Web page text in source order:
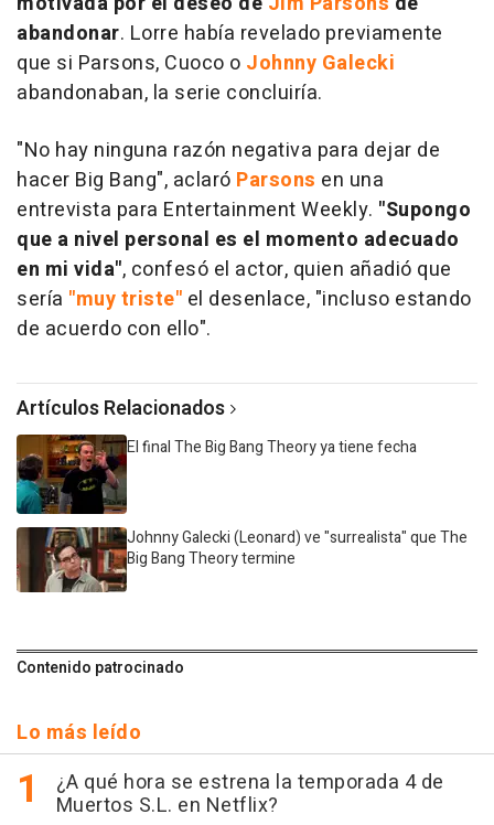
abandonar. Lorre había revelado previamente
que si Parsons, Cuoco o Johnny Galecki
abandonaban, la serie concluiría.
"No hay ninguna razón negativa para dejar de
hacer Big Bang", aclaró Parsons en una
entrevista para Entertainment Weekly. "Supongo
que a nivel personal es el momento adecuado
en mi vida", confesó el actor, quien añadió que
sería "muy triste" el desenlace, "incluso estando
de acuerdo con ello".
Artículos Relacionados
El final The Big Bang Theory ya tiene fecha
Johnny Galecki (Leonard) ve "surrealista" que The
Big Bang Theory termine
Contenido patrocinado
Lo más leído
¿A qué hora se estrena la temporada 4 de
Muertos S.L. en Netflix?